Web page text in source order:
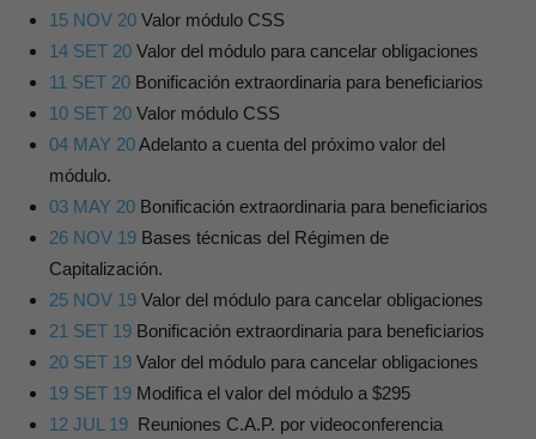
15 NOV 20 Valor módulo CSS
14 SET 20 Valor del módulo para cancelar obligaciones
11 SET 20 Bonificación extraordinaria para beneficiarios
10 SET 20 Valor módulo CSS
04 MAY 20Adelanto a cuenta del próximo valor del
módulo.
03 MAY 20 Bonificación extraordinaria para beneficiarios
26 NOV 19 Bases técnicas del Régimen de
Capitalización.
25 NOV 19 Valor del módulo para cancelar obligaciones
21 SET 19 Bonificación extraordinaria para beneficiarios
20 SET 19 Valor del módulo para cancelar obligaciones
19 SET 19 Modifica el valor del módulo a $295
12 JUL 19 Reuniones C.A.P. por videoconferencia